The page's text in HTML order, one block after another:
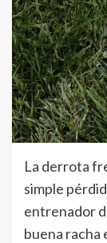
La derrota
simple
entrenador
buena racha